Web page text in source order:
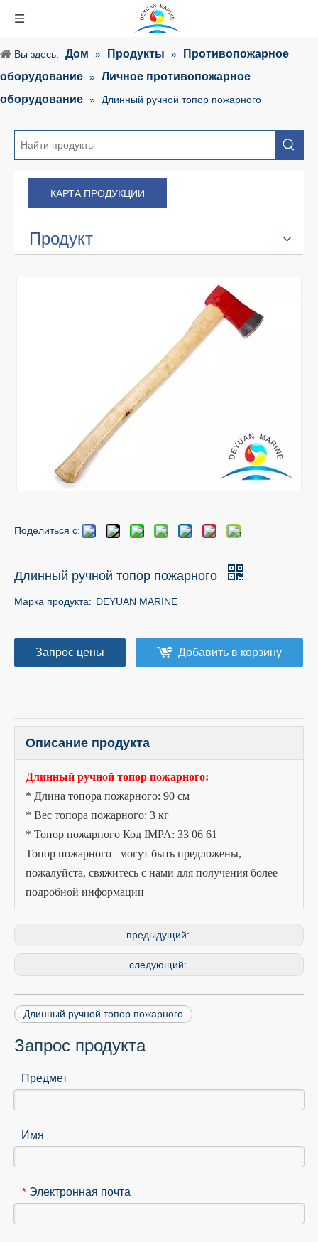
Вы здесь: Дом » Продукты »
Противопожарное
оборудование » Личное противопожарное
оборудование » Длинный ручной топор пожарного
КАРТА ПРОДУКЦИИ
Продукт
Поделиться с:
Длинный ручной топор пожарного
Марка продукта: DEYUAN MARINE
Запрос цены Добавить в корзину
Описание продукта
Длинный ручной топор пожарного:
* Длина топора пожарного: 90 см
* Вес топора пожарного: 3 кг
* Топор пожарного Код IMPA: 33 06 61
Топор пожарного могут быть предложены,
пожалуйста, свяжитесь с нами для получения более
подробной информации
предыдущий:
следующий:
Длинный ручной топор пожарного
Запрос продукта
Предмет
Имя
* Электронная почта